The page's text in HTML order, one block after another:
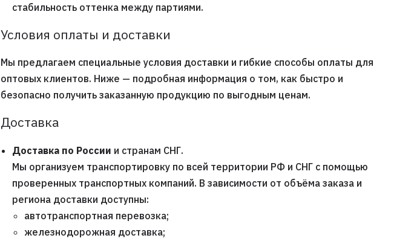
стабильность оттенка между партиями.
Условия оплаты и доставки
Мы предлагаем специальные условия доставки и гибкие способы оплаты для
оптовых клиентов. Ниже — подробная информация о том, как быстро и
безопасно получить заказанную продукцию по выгодным ценам.
Доставка
Доставка по России и странам СНГ.
Мы организуем транспортировку по всей территории РФ и СНГ с помощью
проверенных транспортных компаний. В зависимости от объёма заказа и
региона доставки доступны:
автотранспортная перевозка;
железнодорожная доставка;